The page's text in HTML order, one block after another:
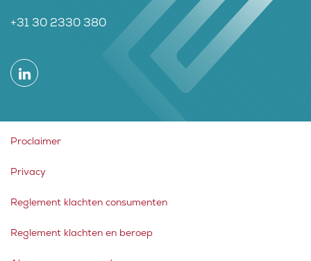
+31 30 2330 380
Proclaimer
Privacy
Reglement klachten consumenten
Reglement klachten en beroep